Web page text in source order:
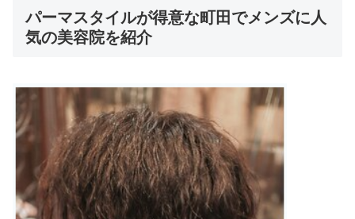
パーマスタイルが得意な町田でメンズに人
気の美容院を紹介